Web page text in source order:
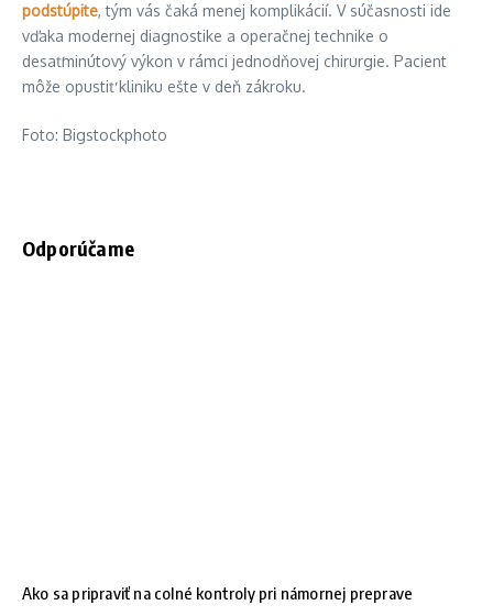
podstúpite, tým vás čaká menej komplikácií. V súčasnosti ide
vďaka modernej diagnostike a operačnej technike o
desaťminútový výkon v rámci jednodňovej chirurgie. Pacient
môže opustiť kliniku ešte v deň zákroku.
Foto: Bigstockphoto
Odporúčame
Ako sa pripraviť na colné kontroly pri námornej preprave